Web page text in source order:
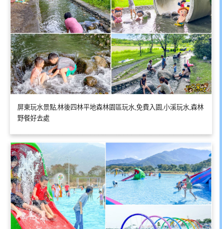
屏東玩水景點,林後四林平地森林園區玩水,免費入園,小溪玩水,森林
野餐好去處